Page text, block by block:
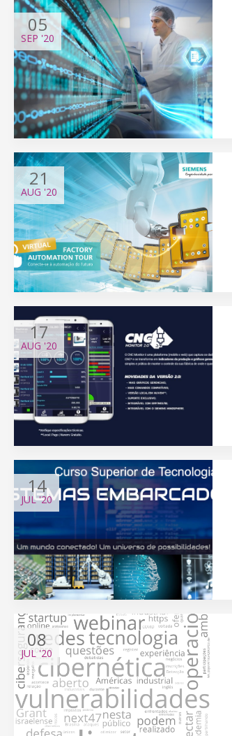
05
SEP '20
21
AUG '20
17
AUG '20
14
JUL'20
08
JUL '20